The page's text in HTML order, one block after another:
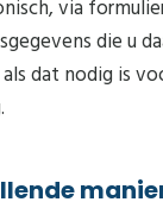
via
die u
dat nodig is